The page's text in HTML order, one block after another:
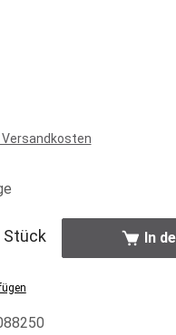
Versandkosten
gewünschten Wert ein
Stück In